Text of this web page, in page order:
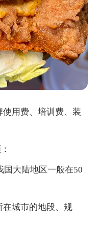
用费、培训费、装
大陆地区一般在50
城市的地段、规